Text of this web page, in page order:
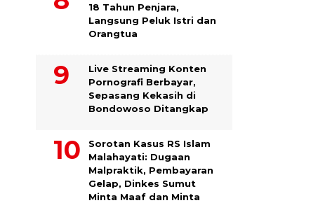
18 Tahun Penjara,
Langsung Peluk Istri dan
Orangtua
Live Streaming Konten
Pornografi Berbayar,
Sepasang Kekasih di
Bondowoso Ditangkap
Sorotan Kasus RS Islam
Malahayati: Dugaan
Malpraktik, Pembayaran
Gelap, Dinkes Sumut
Minta Maaf dan Minta